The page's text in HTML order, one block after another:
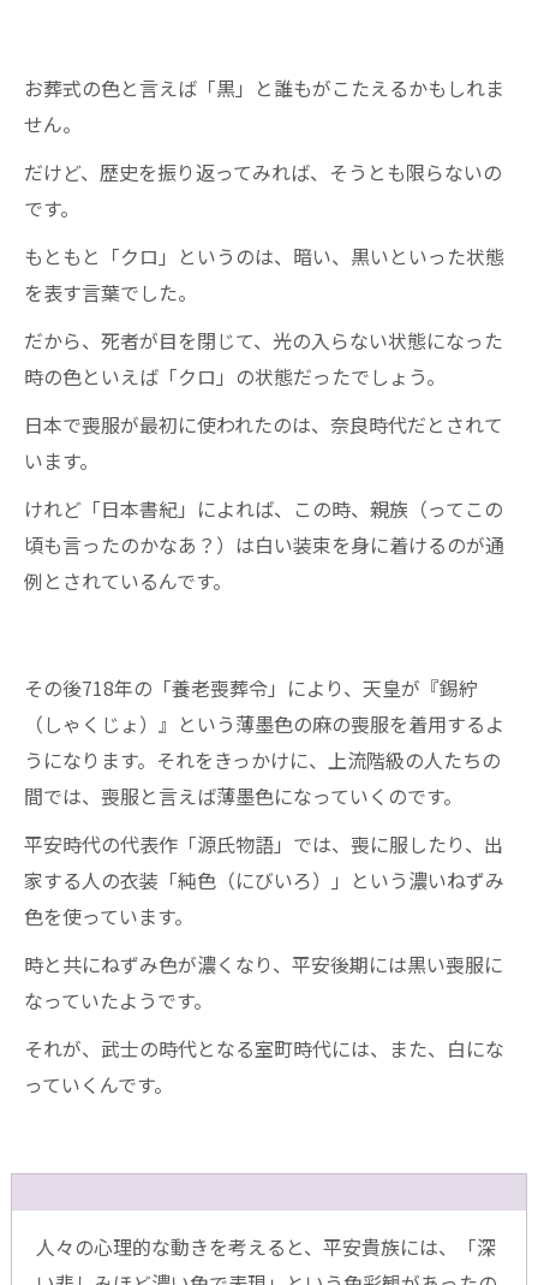
お葬式の色と言えば「黒」と誰もがこたえるかもしれま
せん。
だけど、歴史を振り返ってみれば、そうとも限らないの
です。
もともと「クロ」というのは、暗い、黒いといった状態
を表す言葉でした。
だから、死者が目を閉じて、光の入らない状態になった
時の色といえば「クロ」の状態だったでしょう。
日本で喪服が最初に使われたのは、奈良時代だとされて
います。
けれど「日本書紀」によれば、この時、親族（ってこの
頃も言ったのかなあ？）は白い装束を身に着けるのが通
例とされているんです。
その後718年の「養老喪葬令」により、天皇が『錫紵
（しゃくじょ）』という薄墨色の麻の喪服を着用するよ
うになります。それをきっかけに、上流階級の人たちの
間では、喪服と言えば薄墨色になっていくのです。
平安時代の代表作「源氏物語」では、喪に服したり、出
家する人の衣装「純色（にびいろ）」という濃いねずみ
色を使っています。
時と共にねずみ色が濃くなり、平安後期には黒い喪服に
なっていたようです。
それが、武士の時代となる室町時代には、また、白にな
っていくんです。
人々の心理的な動きを考えると、平安貴族には、「深